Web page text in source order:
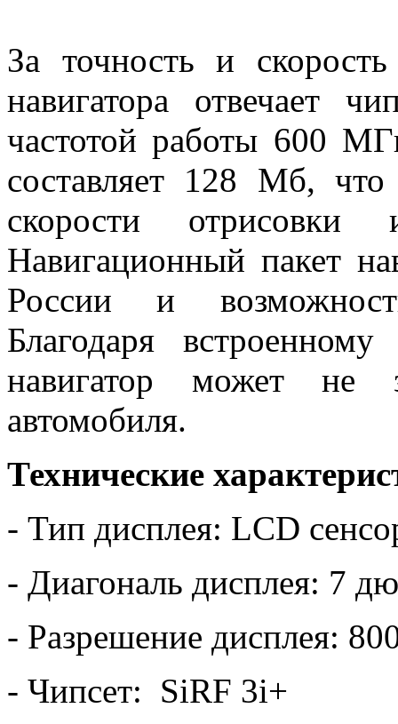
За точность и
навигатора отвечает
частотой работы 600
составляет 128 Мб, что
скорости отрисовки
Навигационный пакет
России и
Благодаря
навигатор может не
автомобиля.
Технические
- Тип дисплея: LCD
- Диагональ дисплея: 7
- Разрешение дисплея:
- Чипсет: SiRF 3i+